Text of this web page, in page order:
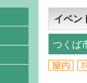
イベン
つくば